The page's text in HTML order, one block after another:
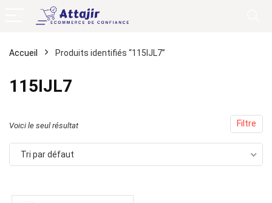
Accueil Produits identifiés “115IJL7”
115IJL7
Filtre
Voici le seul résultat
Tri par défaut